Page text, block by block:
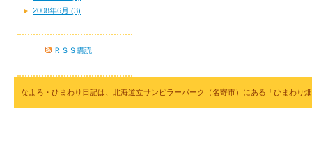
2008年6月 (3)
ＲＳＳ購読
なよろ・ひまわり日記は、北海道立サンピラーパーク（名寄市）にある「ひまわり